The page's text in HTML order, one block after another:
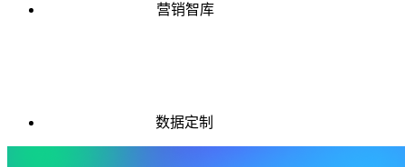
营销智库
数据定制